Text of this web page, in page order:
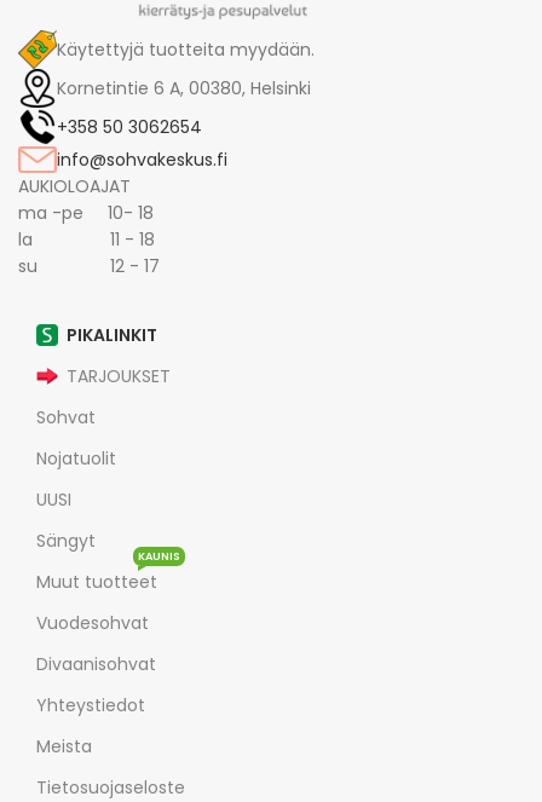
Käytettyjä tuotteita myydään.
Kornetintie 6 A, 00380, Helsinki
+358 50 3062654
info@sohvakeskus.fi
AUKIOLOAJAT
ma -pe 10- 18
la 11 - 18
su 12 - 17
PIKALINKIT
TARJOUKSET
Sohvat
Nojatuolit
UUSI
Sängyt
Muut tuotteet
KAUNIS
Vuodesohvat
Divaanisohvat
Yhteystiedot
Meista
Tietosuojaseloste